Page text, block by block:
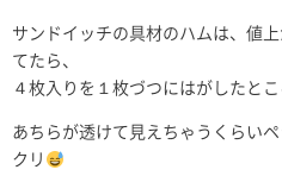
サンドイッチの具材のハムは、値
てたら、
４枚入りを１枚づつにはがしたとこ
あちらが透けて見えちゃうくらい
クリ